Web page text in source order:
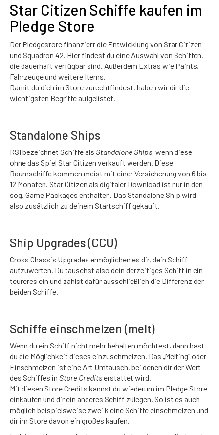
Star Citizen Schiffe kaufen im
Pledge Store
Der Pledgestore finanziert die Entwicklung von Star Citizen
und Squadron 42. Hier findest du eine Auswahl von Schiffen,
die dauerhaft verfügbar sind. Außerdem Extras wie Paints,
Fahrzeuge und weitere Items.
Damit du dich im Store zurechtfindest, haben wir dir die
wichtigsten Begriffe aufgelistet.
Standalone Ships
RSI bezeichnet Schiffe als Standalone Ships, wenn diese
ohne das Spiel Star Citizen verkauft werden. Diese
Raumschiffe kommen meist mit einer Versicherung von 6 bis
12 Monaten. Star Citizen als digitaler Download ist nur in den
sog. Game Packages enthalten. Das Standalone Ship wird
also zusätzlich zu deinem Startschiff gekauft.
Ship Upgrades (CCU)
Cross Chassis Upgrades ermöglichen es dir, dein Schiff
aufzuwerten. Du tauschst also dein derzeitiges Schiff in ein
teureres ein und zahlst dafür ausschließlich die Differenz der
beiden Schiffe.
Schiffe einschmelzen (melt)
Wenn du ein Schiff nicht mehr behalten möchtest, dann hast
du die Möglichkeit dieses einzuschmelzen. Das „Melting“ oder
Einschmelzen ist eine Art Umtausch, bei denen dir der Wert
des Schiffes in Store Creditserstattet wird.
Mit diesen Store Credits kannst du wiederum im Pledge Store
einkaufen und dir ein anderes Schiff zulegen. So ist es auch
möglich beispielsweise zwei kleine Schiffe einschmelzen und
dir im Store davon ein großes kaufen.